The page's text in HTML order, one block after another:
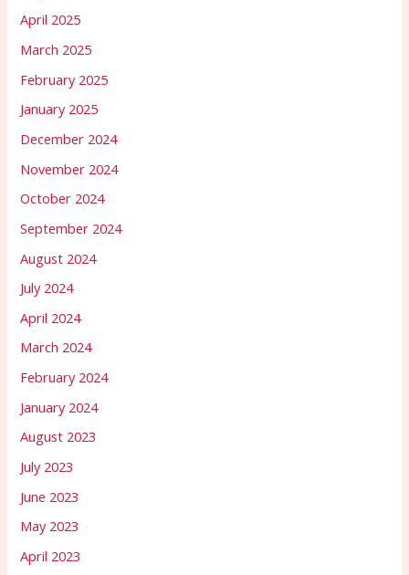
April 2025
March 2025
February 2025
January 2025
December 2024
November 2024
October 2024
September 2024
August 2024
July 2024
April 2024
March 2024
February 2024
January 2024
August 2023
July 2023
June 2023
May 2023
April 2023